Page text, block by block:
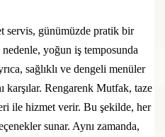
servis, günümüzde pratik bir
yoğun iş temposunda
sağlıklı ve dengeli menüler
karşılar. Rengarenk Mutfak, taze
ile hizmet verir. Bu şekilde, her
sunar. Aynı zamanda,